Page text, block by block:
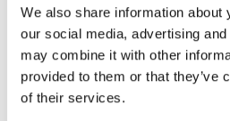
We also share information about
our social media, advertising
may combine it with other
provided to them or that they’ve
of their services.